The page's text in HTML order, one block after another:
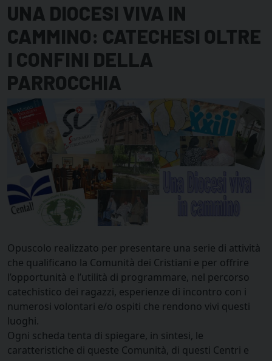
UNA DIOCESI VIVA IN
CAMMINO: CATECHESI OLTRE
I CONFINI DELLA
PARROCCHIA
Opuscolo realizzato per presentare una serie di attività
che qualificano la Comunità dei Cristiani e per offrire
l’opportunità e l’utilità di programmare, nel percorso
catechistico dei ragazzi, esperienze di incontro con i
numerosi volontari e/o ospiti che rendono vivi questi
luoghi.
Ogni scheda tenta di spiegare, in sintesi, le
caratteristiche di queste Comunità, di questi Centri e